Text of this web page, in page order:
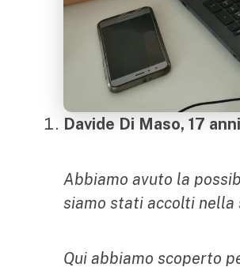
Davide Di Maso, 17
Abbiamo avuto la
siamo stati accolti nella
Qui abbiamo scoperto